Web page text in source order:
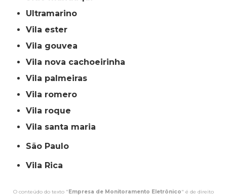
ultramarino
vila ester
vila gouvea
vila nova cachoeirinha
vila palmeiras
vila romero
vila roque
vila santa maria
São Paulo
Vila Rica
O conteúdo do texto " Empresa de Monitoramento Eletrônico" é de direito